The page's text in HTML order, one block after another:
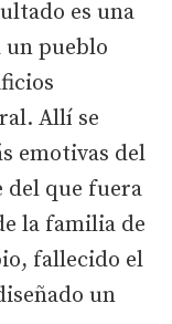
es una
pueblo
Allí se
emotivas del
del que fuera
la familia de
fallecido el
un